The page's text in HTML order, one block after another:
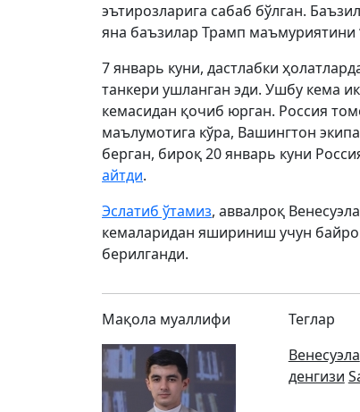
эътирозларига сабаб бўлган.
яна баъзилар Трамп маъмуриятини
7 январь куни, дастлабки
танкери ушланган эди. Ушбу кема
кемасидан қочиб юрган. Россия
маълумотига кўра, Вашингтон
берган, бироқ 20 январь куни
айтди.
Эслатиб ўтамиз, аввалроқ
кемаларидан яшириниш учун
берилганди.
Мақола муаллифи
Теглар
Венесуэла
денгизи